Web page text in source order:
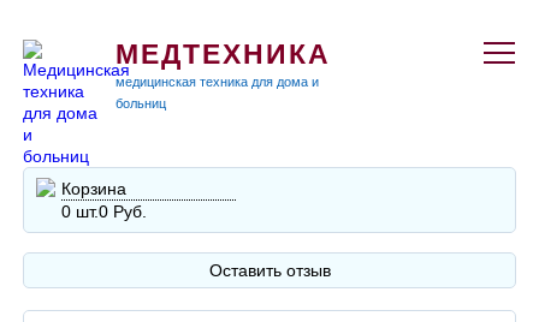
МЕДТЕХНИКА
медицинская техника для дома и
больниц
Корзина
0 шт.0 Руб.
Оставить отзыв